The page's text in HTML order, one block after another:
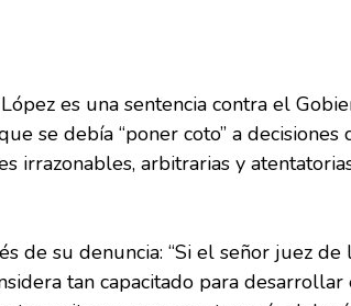
es una sentencia contra el
se debía “poner coto” a decisiones
irrazonables, arbitrarias y
de su denuncia: “Si el señor juez de
tan capacitado para desarrollar